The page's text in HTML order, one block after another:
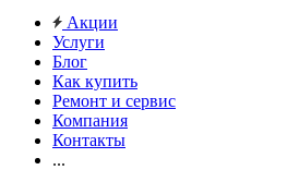
Акции
Услуги
Блог
Как купить
Ремонт и сервис
Компания
Контакты
...